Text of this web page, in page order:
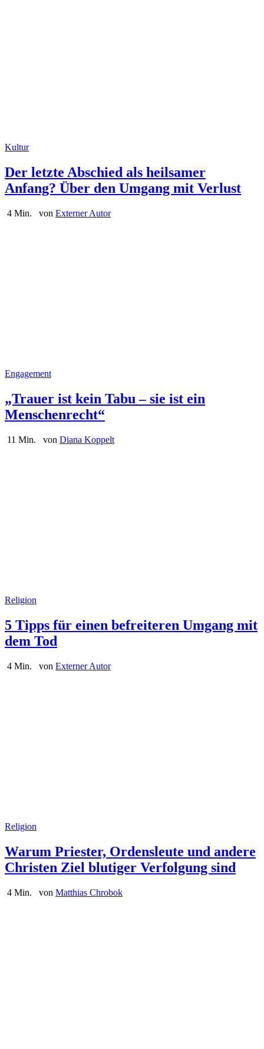
Kultur
Der letzte Abschied als heilsamer
Anfang? Über den Umgang mit Verlust
4 Min. von Externer Autor
Engagement
„Trauer ist kein Tabu – sie ist ein
Menschenrecht“
11 Min. von Diana Koppelt
Religion
5 Tipps für einen befreiteren Umgang mit
dem Tod
4 Min. von Externer Autor
Religion
Warum Priester, Ordensleute und andere
Christen Ziel blutiger Verfolgung sind
4 Min. von Matthias Chrobok